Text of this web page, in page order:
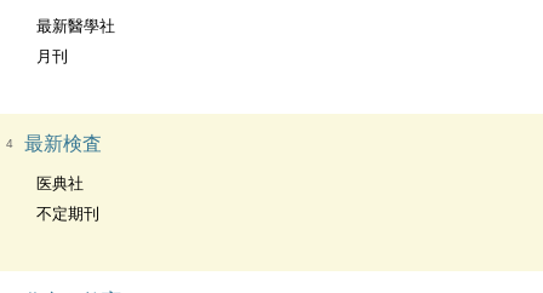
最新醫學社
月刊
4 最新検査
医典社
不定期刊